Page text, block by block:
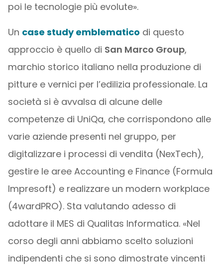
poi le tecnologie più evolute».
Un case study emblematico di questo
approccio è quello di San Marco Group,
marchio storico italiano nella produzione di
pitture e vernici per l’edilizia professionale. La
società si è avvalsa di alcune delle
competenze di UniQa, che corrispondono alle
varie aziende presenti nel gruppo, per
digitalizzare i processi di vendita (NexTech),
gestire le aree Accounting e Finance (Formula
Impresoft) e realizzare un modern workplace
(4wardPRO). Sta valutando adesso di
adottare il MES di Qualitas Informatica. «Nel
corso degli anni abbiamo scelto soluzioni
indipendenti che si sono dimostrate vincenti